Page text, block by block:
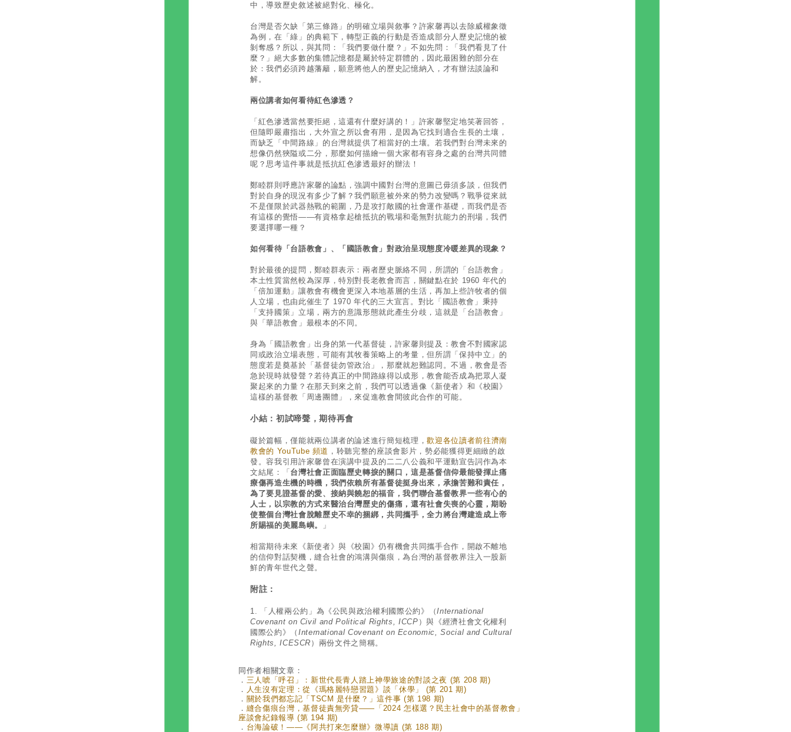
中，導致歷史敘述被絕對化、極化。
台灣是否欠缺「第三條路」的明確立場與敘事？許家馨再以去除威權象徵
為例，在「綠」的典範下，轉型正義的行動是否造成部分人歷史記憶的被
剝奪感？所以，與其問：「我們要做什麼？」不如先問：「我們看見了什
麼？」絕大多數的集體記憶都是屬於特定群體的，因此最困難的部分在
於：我們必須跨越藩籬，願意將他人的歷史記憶納入，才有辦法談論和
解。
兩位講者如何看待紅色滲透？
「紅色滲透當然要拒絕，這還有什麼好講的！」許家馨堅定地笑著回答，
但隨即嚴肅指出，大外宣之所以會有用，是因為它找到適合生長的土壤，
而缺乏「中間路線」的台灣就提供了相當好的土壤。若我們對台灣未來的
想像仍然狹隘或二分，那麼如何描繪一個大家都有容身之處的台灣共同體
呢？思考這件事就是抵抗紅色滲透最好的辦法！
鄭睦群則呼應許家馨的論點，強調中國對台灣的意圖已毋須多談，但我們
對於自身的現況有多少了解？我們願意被外來的勢力改變嗎？戰爭從來就
不是僅限於武器熱戰的範圍，乃是攻打敵國的社會運作基礎，而我們是否
有這樣的覺悟——有資格拿起槍抵抗的戰場和毫無對抗能力的刑場，我們
要選擇哪一種？
如何看待「台語教會」、「國語教會」對政治呈現態度冷暖差異的現象？
對於最後的提問，鄭睦群表示：兩者歷史脈絡不同，所謂的「台語教會」
本土性質當然較為深厚，特別對長老教會而言，關鍵點在於 1960 年代的
「倍加運動」讓教會有機會更深入本地基層的生活，再加上些許牧者的個
人立場，也由此催生了 1970 年代的三大宣言。對比「國語教會」秉持
「支持國策」立場，兩方的意識形態就此產生分歧，這就是「台語教會」
與「華語教會」最根本的不同。
身為「國語教會」出身的第一代基督徒，許家馨則提及：教會不對國家認
同或政治立場表態，可能有其牧養策略上的考量，但所謂「保持中立」的
態度若是奠基於「基督徒勿管政治」，那麼就恕難認同。不過，教會是否
急於現時就發聲？若待真正的中間路線得以成形，教會能否成為把眾人凝
聚起來的力量？在那天到來之前，我們可以透過像《新使者》和《校園》
這樣的基督教「周邊團體」，來促進教會間彼此合作的可能。
小結：初試啼聲，期待再會
礙於篇幅，僅能就兩位講者的論述進行簡短梳理，歡迎各位讀者前往濟南
教會的 YouTube 頻道 ，聆聽完整的座談會影片，勢必能獲得更細緻的啟
發。容我引用許家馨曾在演講中提及的二二八公義和平運動宣告詞作為本
文結尾：「 台灣社會正面臨歷史轉捩的關口，這是基督信仰最能發揮止痛
療傷再造生機的時機，我們依賴所有基督徒挺身出來，承擔苦難和責任，
為了要見證基督的愛、接納與饒恕的福音，我們聯合基督教界一些有心的
人士，以宗教的方式來醫治台灣歷史的傷痛，還有社會失喪的心靈，期盼
使整個台灣社會脫離歷史不幸的捆綁，共同攜手，全力將台灣建造成上帝
所賜福的美麗島嶼。
」
相當期待未來《新使者》與《校園》仍有機會共同攜手合作，開啟不離地
的信仰對話契機，縫合社會的鴻溝與傷痕，為台灣的基督教界注入一股新
鮮的青年世代之聲。
附註：
1. 「人權兩公約」為《公民與政治權利國際公約》（International
Covenant on Civil and Political Rights, ICCP ）與《經濟社會文化權利
國際公約》（ International Covenant on Economic, Social and Cultural
Rights, ICESCR ）兩份文件之簡稱。
同作者相關文章：
． 三人唬「呼召」：新世代長青人踏上神學旅途的對談之夜 (第 208 期)
． 人生沒有定理：從《瑪格麗特戀習題》談「休學」 (第 201 期)
． 關於我們都忘記「TSCM 是什麼？」這件事 (第 198 期)
． 縫合傷痕台灣，基督徒責無旁貸——「2024 怎樣選？民主社會中的基督教會」
座談會紀錄報導 (第 194 期)
． 台海論破！——《阿共打來怎麼辦》微導讀 (第 188 期)